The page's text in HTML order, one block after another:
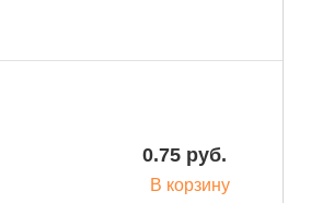
0.75 руб.
В корзину